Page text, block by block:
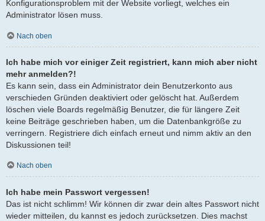
Konfigurationsproblem mit der Website vorliegt, welches ein
Administrator lösen muss.
Nach oben
Ich habe mich vor einiger Zeit registriert, kann mich aber nicht
mehr anmelden?!
Es kann sein, dass ein Administrator dein Benutzerkonto aus
verschieden Gründen deaktiviert oder gelöscht hat. Außerdem
löschen viele Boards regelmäßig Benutzer, die für längere Zeit
keine Beiträge geschrieben haben, um die Datenbankgröße zu
verringern. Registriere dich einfach erneut und nimm aktiv an den
Diskussionen teil!
Nach oben
Ich habe mein Passwort vergessen!
Das ist nicht schlimm! Wir können dir zwar dein altes Passwort nicht
wieder mitteilen, du kannst es jedoch zurücksetzen. Dies machst